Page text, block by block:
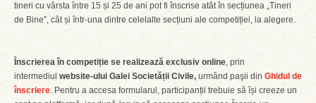
tineri cu vârsta între 15 și 25 de ani pot fi înscrise atât în secțiunea „Tineri
de Bine”, cât și într-una dintre celelalte secțiuni ale competiției, la alegere.
Înscrierea în competiție se realizează exclusiv online, prin
intermediul website-ului Galei Societății Civile, urmând paşii din Ghidul de
înscriere. Pentru a accesa formularul, participanții trebuie să își creeze un